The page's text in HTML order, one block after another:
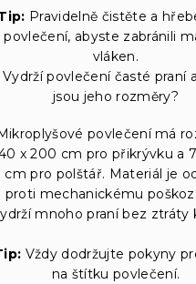
Pravidelně čistěte a
povlečení, abyste zabránili
vláken.
Vydrží povlečení časté praní
jsou jeho rozměry?
povlečení má
x 200 cm pro přikrývku a
cm pro polštář. Materiál je
proti mechanickému
mnoho praní bez ztráty
Vždy dodržujte pokyny
na štítku povlečení.